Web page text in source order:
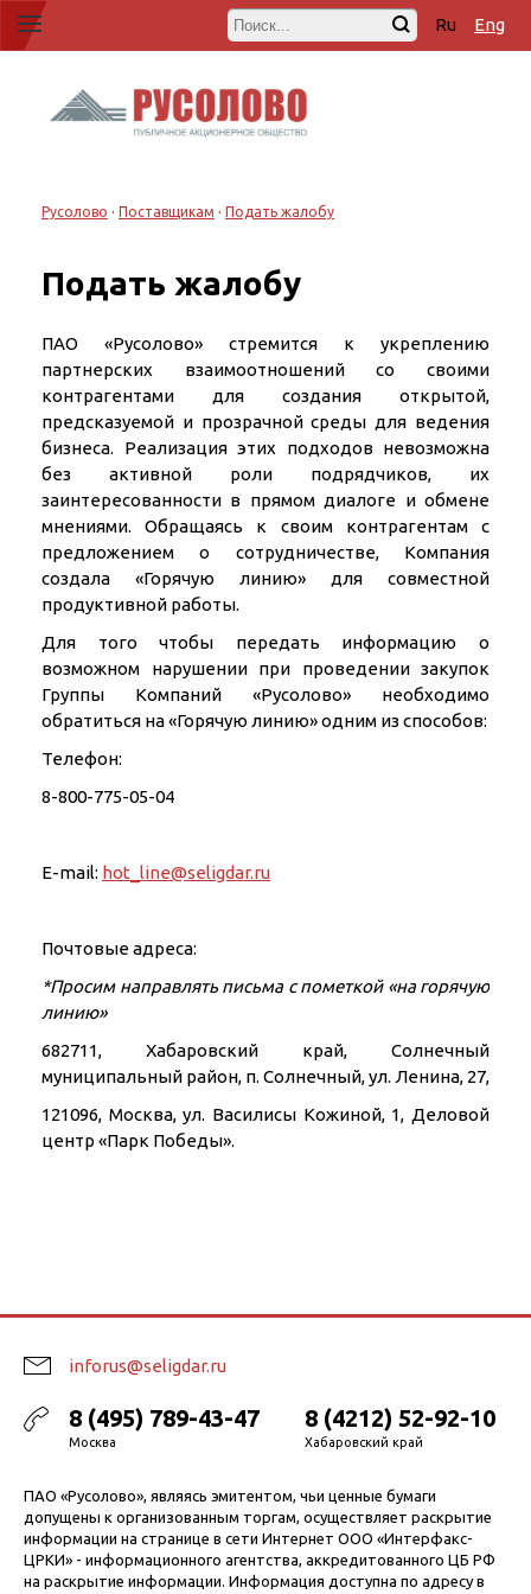
Ru Eng
Русолово · Поставщикам · Подать жалобу
Подать жалобу
ПАО «Русолово» стремится к укреплению
партнерских взаимоотношений со своими
контрагентами для создания открытой,
предсказуемой и прозрачной среды для ведения
бизнеса. Реализация этих подходов невозможна
без активной роли подрядчиков, их
заинтересованности в прямом диалоге и обмене
мнениями. Обращаясь к своим контрагентам с
предложением о сотрудничестве, Компания
создала «Горячую линию» для совместной
продуктивной работы.
Для того чтобы передать информацию о
возможном нарушении при проведении закупок
Группы Компаний «Русолово» необходимо
обратиться на «Горячую линию» одним из способов:
Телефон:
8-800-775-05-04
E-mail: hot_line@seligdar.ru
Почтовые адреса:
*Просим направлять письма с пометкой «на горячую
линию»
682711, Хабаровский край, Солнечный
муниципальный район, п. Солнечный, ул. Ленина, 27,
121096, Москва, ул. Василисы Кожиной, 1, Деловой
центр «Парк Победы».
inforus@seligdar.ru
8 (495) 789-43-47
Москва
8 (4212) 52-92-10
Хабаровский край
ПАО «Русолово», являясь эмитентом, чьи ценные бумаги
допущены к организованным торгам, осуществляет раскрытие
информации на странице в сети Интернет ООО «Интерфакс-
ЦРКИ» - информационного агентства, аккредитованного ЦБ РФ
на раскрытие информации. Информация доступна по адресу в